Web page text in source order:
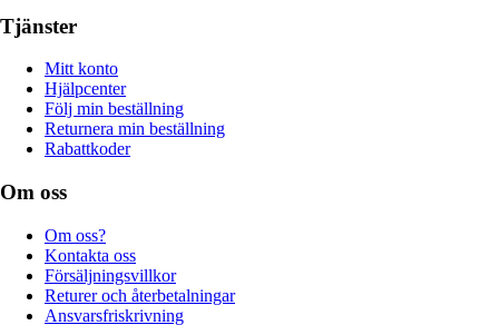
Tjänster
Mitt konto
Hjälpcenter
Följ min beställning
Returnera min beställning
Rabattkoder
Om oss
Om oss?
Kontakta oss
Försäljningsvillkor
Returer och återbetalningar
Ansvarsfriskrivning